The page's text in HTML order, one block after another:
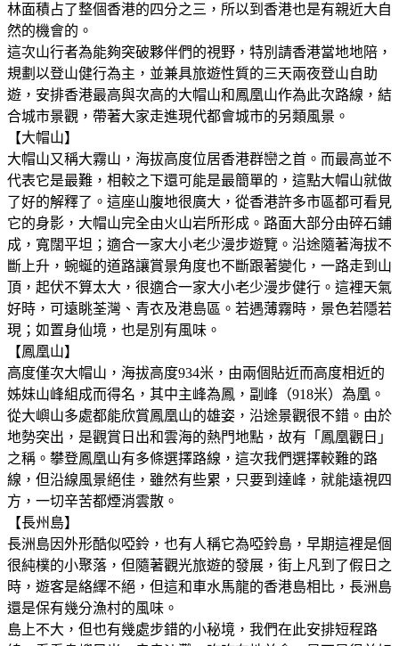
林面積占了整個香港的四分之三，所以到香港也是有親近大自
然的機會的。
這次山行者為能夠突破夥伴們的視野，特別請香港當地地陪，
規劃以登山健行為主，並兼具旅遊性質的三天兩夜登山自助
遊，安排香港最高與次高的大帽山和鳳凰山作為此次路線，結
合城市景觀，帶著大家走進現代都會城市的另類風景。
【大帽山】
大帽山又稱大霧山，海拔高度位居香港群巒之首。而最高並不
代表它是最難，相較之下還可能是最簡單的，這點大帽山就做
了好的解釋了。這座山腹地很廣大，從香港許多市區都可看見
它的身影，大帽山完全由火山岩所形成。路面大部分由碎石鋪
成，寬闊平坦；適合一家大小老少漫步遊覽。沿途隨著海拔不
斷上升，蜿蜒的道路讓賞景角度也不斷跟著變化，一路走到山
頂，起伏不算太大，很適合一家大小老少漫步健行。這裡天氣
好時，可遠眺荃灣、青衣及港島區。若遇薄霧時，景色若隱若
現；如置身仙境，也是別有風味。
【鳳凰山】
高度僅次大帽山，海拔高度934米，由兩個貼近而高度相近的
姊妹山峰組成而得名，其中主峰為鳳，副峰（918米）為凰。
從大嶼山多處都能欣賞鳳凰山的雄姿，沿途景觀很不錯。由於
地勢突出，是觀賞日出和雲海的熱門地點，故有「鳳凰觀日」
之稱。攀登鳳凰山有多條選擇路線，這次我們選擇較難的路
線，但沿線風景絕佳，雖然有些累，只要到達峰，就能遠視四
方，一切辛苦都煙消雲散。
【長州島】
長洲島因外形酷似啞鈴，也有人稱它為啞鈴島，早期這裡是個
很純樸的小聚落，但隨著觀光旅遊的發展，街上凡到了假日之
時，遊客是絡繹不絕，但這和車水馬龍的香港島相比，長洲島
還是保有幾分漁村的風味。
島上不大，但也有幾處步錯的小秘境，我們在此安排短程路